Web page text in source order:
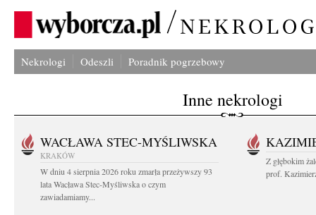
Nekrologi Odeszli Poradnik pogrzebowy
Inne nekrologi
WACŁAWA STEC-MYŚLIWSKA
KRAKÓW
W dniu 4 sierpnia 2026 roku zmarła przeżywszy 93
lata Wacława Stec-Myśliwska o czym
zawiadamiamy...
Z głębokim
prof.